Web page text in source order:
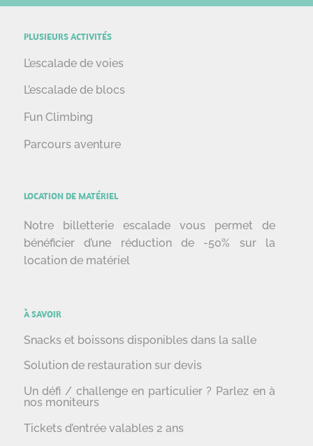
PLUSIEURS ACTIVITÉS
L’escalade de voies
L’escalade de blocs
Fun Climbing
Parcours aventure
LOCATION DE MATÉRIEL
Notre billetterie escalade vous permet de
bénéficier d’une réduction de -50% sur la
location de matériel
À SAVOIR
Snacks et boissons disponibles dans la salle
Solution de restauration sur devis
Un défi / challenge en particulier ? Parlez en à
nos moniteurs
Tickets d’entrée valables 2 ans